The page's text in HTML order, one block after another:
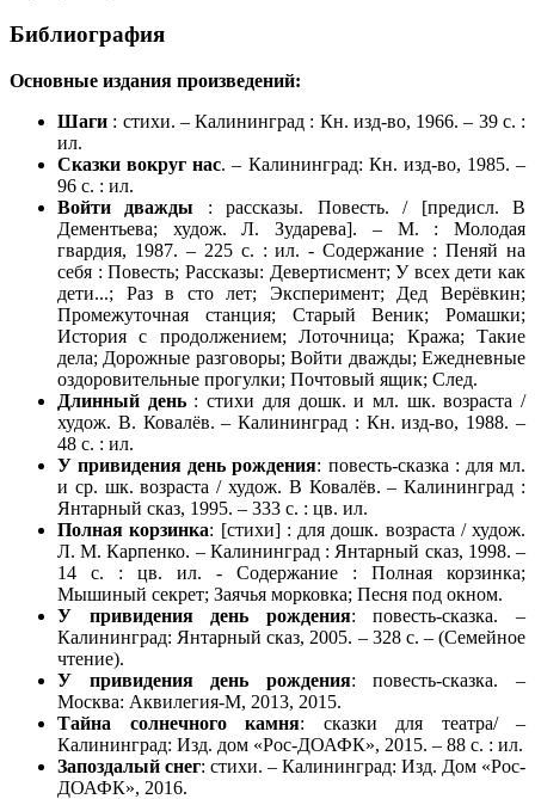
Библиография
Основные издания произведений:
Шаги : стихи. – Калининград : Кн. изд-во, 1966. – 39 с. :
ил.
Сказки вокруг нас. – Калининград: Кн. изд-во, 1985. –
96 с. : ил.
Войти дважды : рассказы. Повесть. / [предисл. В
Дементьева; худож. Л. Зударева]. – М. : Молодая
гвардия, 1987. – 225 с. : ил. - Содержание : Пеняй на
себя : Повесть; Рассказы: Девертисмент; У всех дети как
дети...; Раз в сто лет; Эксперимент; Дед Верёвкин;
Промежуточная станция; Старый Веник; Ромашки;
История с продолжением; Лоточница; Кража; Такие
дела; Дорожные разговоры; Войти дважды; Ежедневные
оздоровительные прогулки; Почтовый ящик; След.
Длинный день: стихи для дошк. и мл. шк. возраста /
худож. В. Ковалёв. – Калининград : Кн. изд-во, 1988. –
48 с. : ил.
У привидения день рождения: повесть-сказка : для мл.
и ср. шк. возраста / худож. В Ковалёв. – Калининград :
Янтарный сказ, 1995. – 333 с. : цв. ил.
Полная корзинка: [стихи] : для дошк. возраста / худож.
Л. М. Карпенко. – Калининград : Янтарный сказ, 1998. –
14 с. : цв. ил. - Содержание : Полная корзинка;
Мышиный секрет; Заячья морковка; Песня под окном.
У привидения день рождения: повесть-сказка. –
Калининград: Янтарный сказ, 2005. – 328 с. – (Семейное
чтение).
У привидения день рождения: повесть-сказка. –
Москва: Аквилегия-М, 2013, 2015.
Тайна солнечного камня: сказки для театра/ –
Калининград: Изд. дом «Рос-ДОАФК», 2015. – 88 с. : ил.
Запоздалый снег: стихи. – Калининград: Изд. Дом «Рос-
ДОАФК», 2016.